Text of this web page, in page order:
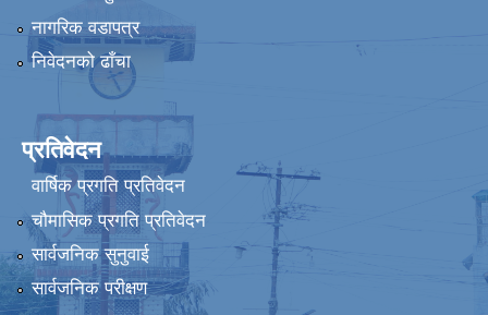
नागरिक वडापत्र
निवेदनको ढाँचा
प्रतिवेदन
वार्षिक प्रगति प्रतिवेदन
चौमासिक प्रगति प्रतिवेदन
सार्वजनिक सुनुवाई
सार्वजनिक परीक्षण